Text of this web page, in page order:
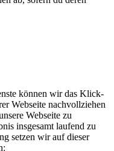
können wir das Klick-
Webseite nachvollziehen
Webseite zu
insgesamt laufend zu
setzen wir auf dieser